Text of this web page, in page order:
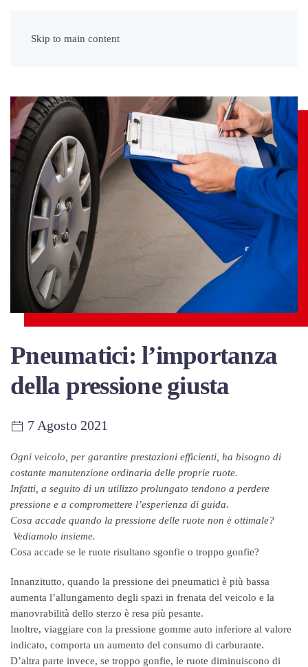
Skip to main content
Pneumatici: l’importanza
della pressione giusta
7 Agosto 2021
Ogni veicolo, per garantire prestazioni efficienti, ha bisogno di
costante manutenzione ordinaria delle proprie ruote.
Infatti, a seguito di un utilizzo prolungato tendono a perdere
pressione e a compromettere l’esperienza di guida.
Cosa accade quando la pressione delle ruote non è ottimale?
Vediamolo insieme.
Cosa accade se le ruote risultano sgonfie o troppo gonfie?
Innanzitutto, quando la pressione dei pneumatici è più bassa
aumenta l’allungamento degli spazi in frenata del veicolo e la
manovrabilità dello sterzo è resa più pesante.
Inoltre, viaggiare con la pressione gomme auto inferiore al valore
indicato, comporta un aumento del consumo di carburante.
D’altra parte invece, se troppo gonfie, le ruote diminuiscono di